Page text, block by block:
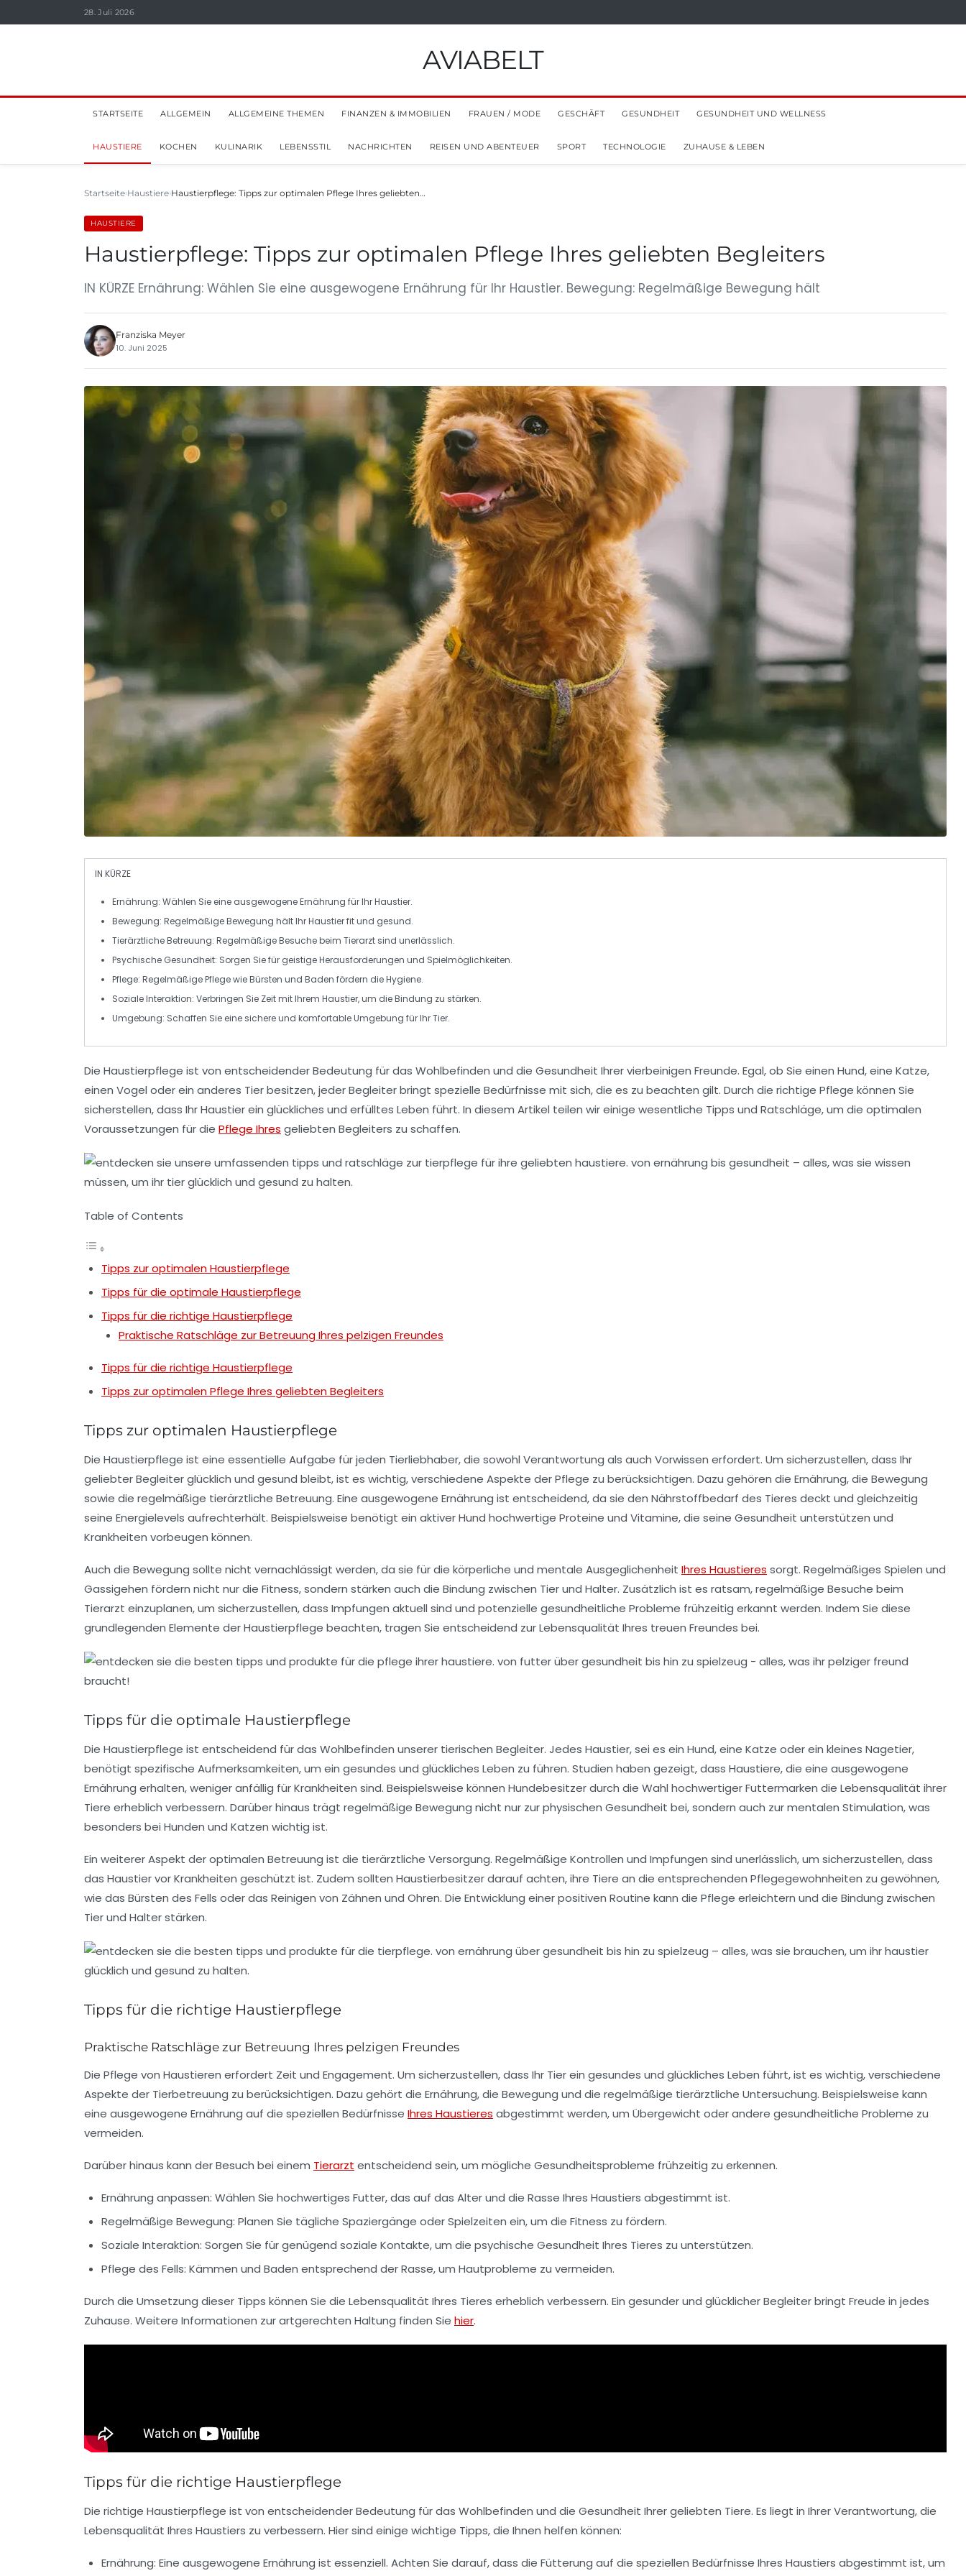
28. Juli 2026
AVIABELT
STARTSEITE ALLGEMEIN ALLGEMEINE THEMEN FINANZEN & IMMOBILIEN FRAUEN / MODE GESCHÄFT GESUNDHEIT GESUNDHEIT UND WELLNESS
HAUSTIERE KOCHEN KULINARIK LEBENSSTIL NACHRICHTEN REISEN UND ABENTEUER SPORT TECHNOLOGIE ZUHAUSE & LEBEN
Startseite Haustiere Haustierpflege: Tipps zur optimalen Pflege Ihres geliebten…
HAUSTIERE
Haustierpflege: Tipps zur optimalen Pflege Ihres geliebten Begleiters
IN KÜRZE Ernährung: Wählen Sie eine ausgewogene Ernährung für Ihr Haustier. Bewegung: Regelmäßige Bewegung hält
Franziska Meyer
10. Juni 2025
IN KÜRZE
Ernährung: Wählen Sie eine ausgewogeneErnährung für Ihr Haustier.
Bewegung: RegelmäßigeBewegung hält Ihr Haustier fit und gesund.
Tierärztliche Betreuung: Regelmäßige Besuche beim Tierarzt sind unerlässlich.
Psychische Gesundheit: Sorgen Sie für geistige Herausforderungen und Spielmöglichkeiten.
Pflege: RegelmäßigePflegewie Bürsten und Baden fördern die Hygiene.
Soziale Interaktion: Verbringen Sie Zeit mit Ihrem Haustier, um die Bindung zu stärken.
Umgebung: Schaffen Sie eine sichere und komfortableUmgebung für Ihr Tier.
Die Haustierpflege ist von entscheidender Bedeutung für das Wohlbefinden und die Gesundheit Ihrer vierbeinigen Freunde. Egal, ob Sie einen Hund, eine Katze,
einen Vogel oder ein anderes Tier besitzen, jeder Begleiter bringt spezielle Bedürfnisse mit sich, die es zu beachten gilt. Durch die richtige Pflege können Sie
sicherstellen, dass Ihr Haustier ein glückliches und erfülltes Leben führt. In diesem Artikel teilen wir einige wesentliche Tipps und Ratschläge, um die optimalen
Voraussetzungen für die Pflege Ihres geliebten Begleiters zu schaffen.
Table of Contents
Tipps zur optimalen Haustierpflege
Tipps für die optimale Haustierpflege
Tipps für die richtige Haustierpflege
Praktische Ratschläge zur Betreuung Ihres pelzigen Freundes
Tipps für die richtige Haustierpflege
Tipps zur optimalen Pflege Ihres geliebten Begleiters
Tipps zur optimalen Haustierpflege
Die Haustierpflege ist eine essentielle Aufgabe für jeden Tierliebhaber, die sowohl Verantwortung als auch Vorwissen erfordert. Um sicherzustellen, dass Ihr
geliebter Begleiter glücklich und gesund bleibt, ist es wichtig, verschiedene Aspekte der Pflege zu berücksichtigen. Dazu gehören die Ernährung, die Bewegung
sowie die regelmäßige tierärztliche Betreuung. Eine ausgewogene Ernährung ist entscheidend, da sie den Nährstoffbedarf des Tieres deckt und gleichzeitig
seine Energielevels aufrechterhält. Beispielsweise benötigt ein aktiver Hund hochwertige Proteine und Vitamine, die seine Gesundheit unterstützen und
Krankheiten vorbeugen können.
Auch die Bewegung sollte nicht vernachlässigt werden, da sie für die körperliche und mentale Ausgeglichenheit Ihres Haustieres sorgt. Regelmäßiges Spielen und
Gassigehen fördern nicht nur die Fitness, sondern stärken auch die Bindung zwischen Tier und Halter. Zusätzlich ist es ratsam, regelmäßige Besuche beim
Tierarzt einzuplanen, um sicherzustellen, dass Impfungen aktuell sind und potenzielle gesundheitliche Probleme frühzeitig erkannt werden. Indem Sie diese
grundlegenden Elemente derHaustierpflege beachten, tragen Sie entscheidend zur Lebensqualität Ihres treuen Freundes bei.
Tipps für die optimale Haustierpflege
Die Haustierpflege ist entscheidend für das Wohlbefinden unserer tierischen Begleiter. Jedes Haustier, sei es ein Hund, eine Katze oder ein kleines Nagetier,
benötigt spezifische Aufmerksamkeiten, um ein gesundes und glückliches Leben zu führen. Studien haben gezeigt, dass Haustiere, die eine ausgewogene
Ernährung erhalten, weniger anfällig für Krankheiten sind. Beispielsweise können Hundebesitzerdurch die Wahl hochwertiger Futtermarken die Lebensqualität ihrer
Tiere erheblich verbessern. Darüber hinaus trägt regelmäßige Bewegung nicht nur zur physischen Gesundheit bei, sondern auch zur mentalen Stimulation, was
besonders bei Hunden und Katzen wichtig ist.
Ein weiterer Aspekt der optimalen Betreuung ist die tierärztliche Versorgung. Regelmäßige Kontrollen und Impfungen sind unerlässlich, um sicherzustellen, dass
das Haustier vor Krankheiten geschützt ist. Zudem sollten Haustierbesitzer darauf achten, ihre Tiere an die entsprechenden Pflegegewohnheiten zu gewöhnen,
wie das Bürsten des Fells oder das Reinigen von Zähnen und Ohren. Die Entwicklung einer positiven Routine kann die Pflege erleichtern und die Bindung zwischen
Tier und Halter stärken.
Tipps für die richtige Haustierpflege
Praktische Ratschläge zur Betreuung Ihres pelzigen Freundes
Die Pflege von Haustieren erfordert Zeit und Engagement. Um sicherzustellen, dass Ihr Tier ein gesundes und glückliches Leben führt, ist es wichtig, verschiedene
Aspekte der Tierbetreuung zu berücksichtigen. Dazu gehört die Ernährung, die Bewegung und die regelmäßige tierärztliche Untersuchung. Beispielsweise kann
eine ausgewogene Ernährung auf die speziellen Bedürfnisse Ihres Haustieres abgestimmt werden, um Übergewicht oder andere gesundheitliche Probleme zu
vermeiden.
Darüber hinaus kann der Besuch bei einem Tierarzt entscheidend sein, um mögliche Gesundheitsprobleme frühzeitig zu erkennen.
Ernährung anpassen: Wählen Sie hochwertiges Futter, das auf das Alter und die Rasse Ihres Haustiers abgestimmt ist.
Regelmäßige Bewegung: Planen Sie tägliche Spaziergänge oder Spielzeiten ein, um die Fitness zu fördern.
Soziale Interaktion: Sorgen Sie für genügend soziale Kontakte, um die psychische Gesundheit Ihres Tieres zu unterstützen.
Pflege des Fells: Kämmen und Baden entsprechend der Rasse, um Hautprobleme zu vermeiden.
Durch die Umsetzung dieser Tipps können Sie die Lebensqualität Ihres Tieres erheblich verbessern. Ein gesunder und glücklicher Begleiter bringt Freude in jedes
Zuhause. Weitere Informationen zur artgerechten Haltung finden Sie hier.
Tipps für die richtige Haustierpflege
Die richtige Haustierpflege ist von entscheidender Bedeutung für das Wohlbefinden und die Gesundheit Ihrer geliebten Tiere. Es liegt in Ihrer Verantwortung, die
Lebensqualität Ihres Haustiers zu verbessern. Hier sind einige wichtige Tipps, die Ihnen helfen können:
Ernährung: Eine ausgewogene Ernährung ist essenziell. Achten Sie darauf, dass die Fütterung auf die speziellen Bedürfnisse Ihres Haustiers abgestimmt ist, um